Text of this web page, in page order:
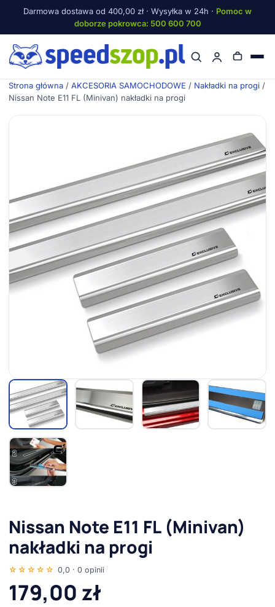
Darmowa dostawa od 400,00 zł · Wysyłka w 24h · Pomoc w
doborze pokrowca: 500 600 700
Menu
Strona główna / AKCESORIA SAMOCHODOWE / Nakładki na progi /
Nissan Note E11 FL (Minivan) nakładki na progi
Nissan Note E11 FL (Minivan)
nakładki na progi
☆☆☆☆☆ 0,0 · 0 opinii
179,00zł